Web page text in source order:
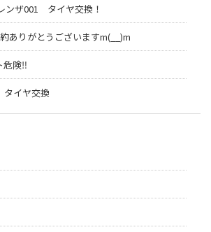
ザ001 タイヤ交換！
ありがとうございますm(__)m
危険‼
イヤ交換